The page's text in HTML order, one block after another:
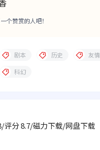
个赞赏的人吧！
剧本 历史 友情
科幻
评分 8.7/磁力下载/网盘下载